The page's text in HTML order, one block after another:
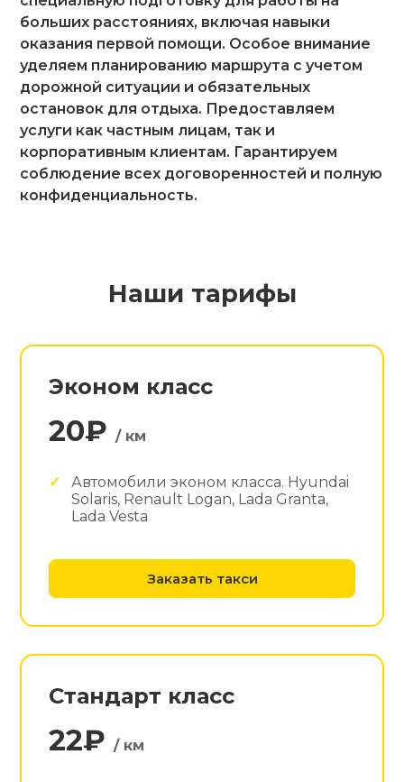
больших расстояниях, включая навыки
оказания первой помощи. Особое внимание
уделяем планированию маршрута с учетом
дорожной ситуации и обязательных
остановок для отдыха. Предоставляем
услуги как частным лицам, так и
корпоративным клиентам. Гарантируем
соблюдение всех договоренностей и полную
конфиденциальность.
Наши тарифы
Эконом класс
20₽/ км
Автомобили эконом класса. Hyundai
Solaris, Renault Logan, Lada Granta,
Lada Vesta
Заказать такси
Стандарт класс
22₽/ км